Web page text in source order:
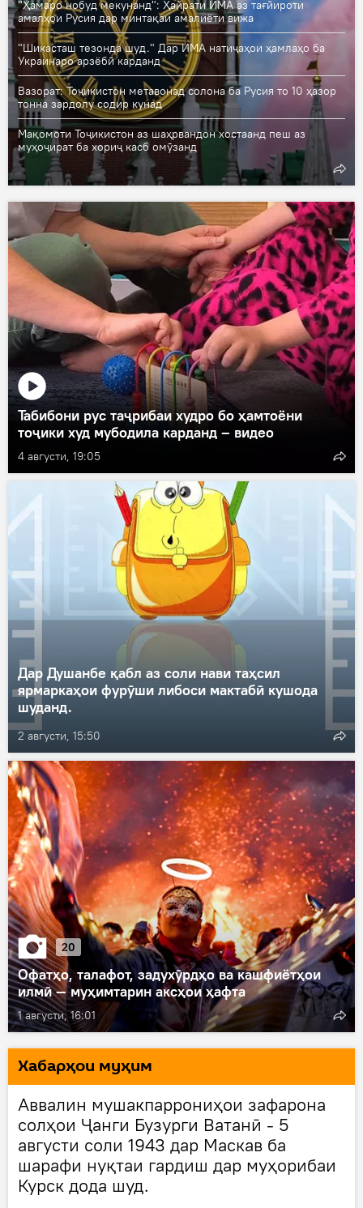
"Ҳамаро нобуд мекунанд": Ҳайрати ИМА аз тағйироти
амалҳои Русия дар минтақаи амалиёти вижа
"Шикасташ тезонда шуд." Дар ИМА натиҷаҳои ҳамлаҳо ба
Украинаро арзёбӣ карданд
Вазорат: Тоҷикистон метавонад солона ба Русия то 10 ҳазор
тонна зардолу содир кунад
Мақомоти Тоҷикистон аз шаҳрвандон хостаанд пеш аз
муҳоҷират ба хориҷ касб омӯзанд
4 августи, 19:05
Табибони рус таҷрибаи худро бо ҳамтоёни
тоҷики худ мубодила карданд – видео
Дар Душанбе қабл аз соли нави таҳсил
ярмаркаҳои фурӯши либоси мактабӣ кушода
шуданд.
2 августи, 15:50
1 августи, 16:01
20
Офатҳо, талафот, задухӯрдҳо ва кашфиётҳои
илмӣ — муҳимтарин аксҳои ҳафта
Хaбарҳои муҳим
Аввалин мушакпаррониҳои зафарона
солҳои Ҷанги Бузурги Ватанӣ - 5
августи соли 1943 дар Маскав ба
шарафи нуқтаи гардиш дар муҳорибаи
Курск дода шуд.